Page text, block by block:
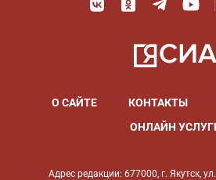
О САЙТЕ КОНТАКТЫ
ОНЛАЙН
Адрес редакции: 677000, г. Якутск,